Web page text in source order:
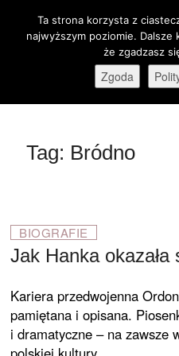
Otwórz
stare-
ZAPRASZAMY
Tag: Bródno
BIOGRAFIE
Jak Hanka okazała
Kariera przedwojenna
pamiętana i opisana.
i dramatyczne – na zawsze
Ta strona korzysta z
najwyższym poziomie.
że zgadzasz
Zgoda